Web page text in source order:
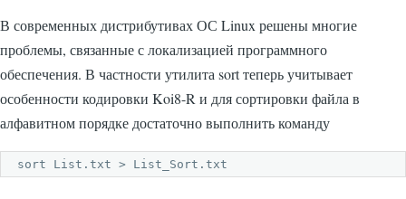
В современных дистрибутивах ОС Linux решены многие
проблемы, связанные с локализацией программного
обеспечения. В частности утилита sortтеперь учитывает
особенности кодировки Koi8-R и для сортировки файла в
алфавитном порядке достаточно выполнить команду
sort List.txt > List_Sort.txt